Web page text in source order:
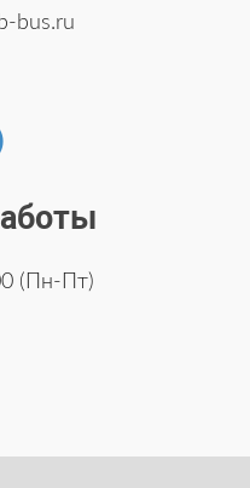
bus.ru
(Пн-Пт)